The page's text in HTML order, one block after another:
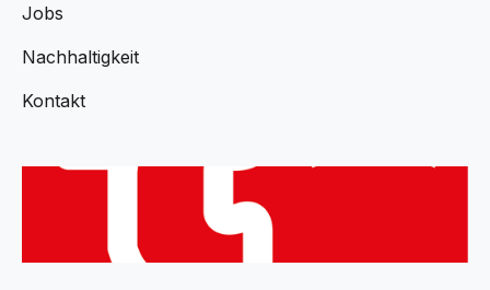
Jobs
Nachhaltigkeit
Kontakt